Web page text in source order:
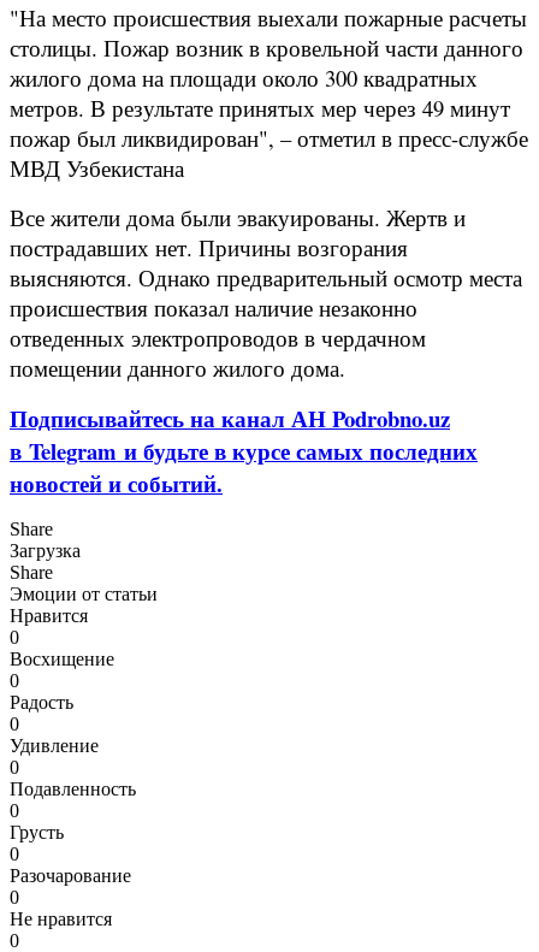
"На место происшествия выехали пожарные расчеты
столицы. Пожар возник в кровельной части данного
жилого дома на площади около 300 квадратных
метров. В результате принятых мер через 49 минут
пожар был ликвидирован", – отметил в пресс-службе
МВД Узбекистана
Все жители дома были эвакуированы. Жертв и
пострадавших нет. Причины возгорания
выясняются. Однако предварительный осмотр места
происшествия показал наличие незаконно
отведенных электропроводов в чердачном
помещении данного жилого дома.
Подписывайтесь на канал АН Podrobno.uz
в Telegram и будьте в курсе самых последних
новостей и событий.
Share
Загрузка
Share
Эмоции от статьи
Нравится
0
Восхищение
0
Радость
0
Удивление
0
Подавленность
0
Грусть
0
Разочарование
0
Не нравится
0